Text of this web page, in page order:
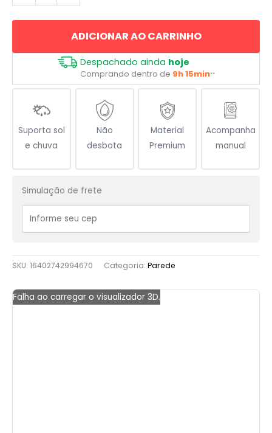
da
Fé
ADICIONAR AO CARRINHO
Despachado ainda hoje
Comprando dentro de 9h 15min**
Suporta sol
e chuva
Não
desbota
Material
Premium
Acompanha
manual
Simulação de frete
SKU: 16402742994670 Categoria: Parede
Falha ao carregar o visualizador 3D.